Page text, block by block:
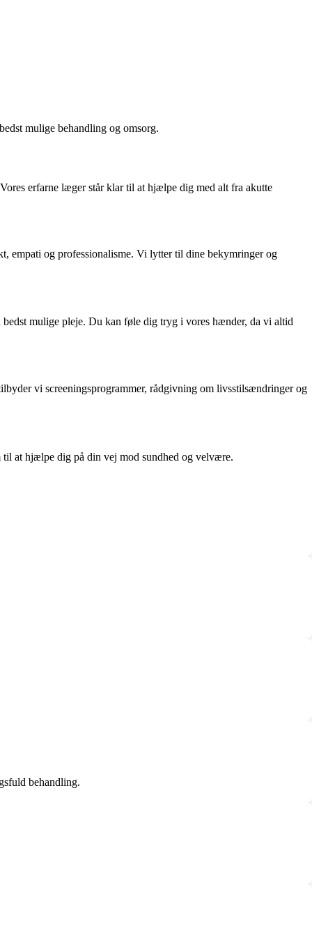
mulige behandling og omsorg.
erfarne læger står klar til at hjælpe dig med alt fra akutte
empati og professionalisme. Vi lytter til dine bekymringer og
mulige pleje. Du kan føle dig tryg i vores hænder, da vi altid
vi screeningsprogrammer, rådgivning om livsstilsændringer og
at hjælpe dig på din vej mod sundhed og velvære.
behandling.